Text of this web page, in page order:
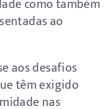
como também
ao
aos desafios
têm exigido
nas